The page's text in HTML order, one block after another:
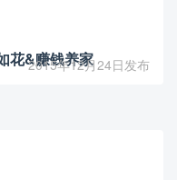
花&赚钱养家
2015年12月24日发布